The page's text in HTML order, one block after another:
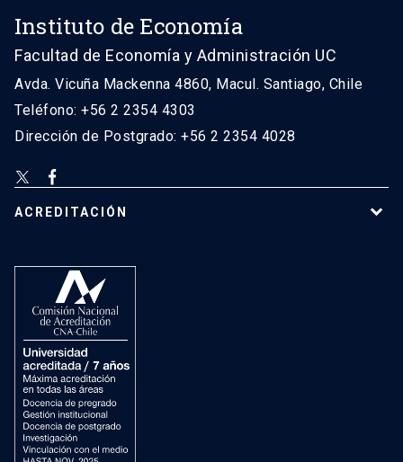
Instituto de Economía
Facultad de Economía y Administración UC
Avda. Vicuña Mackenna 4860, Macul. Santiago, Chile
Teléfono: +56 2 2354 4303
Dirección de Postgrado: +56 2 2354 4028
ACREDITACIÓN